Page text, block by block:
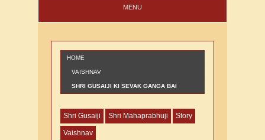
MENU
HOME
VAISHNAV
SHRI GUSAIJI KI SEVAK GANGA BAI
Shri Gusaiji Shri Mahaprabhuji Story
Vaishnav